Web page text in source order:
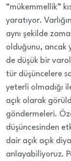
“mükemmellik”
yaratıyor.
aynı şekilde
olduğunu, ancak
de düşük bir
tür düşüncelere
yeterli olmadığı
açık olarak
göndermeleri.
düşüncesinden
dair açık açık
anlayabiliyoruz.